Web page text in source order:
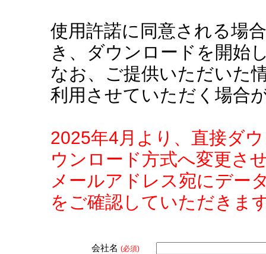
使用許諾に同意される場
き、ダウンロードを開始
なお、ご提供いただいた
利用させていただく場合
2025年4月より、直接ダ
ウンロード方式へ変更さ
メールアドレス宛にデー
をご確認していただきま
会社名 (必須)